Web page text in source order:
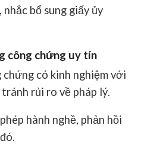
bổ sung giấy ủy
công chứng uy tín
chứng có kinh nghiệm với
rủi ro về pháp lý.
hành nghề, phản hồi
.